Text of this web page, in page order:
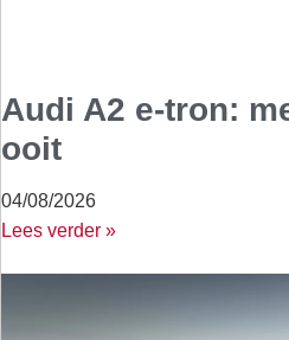
Audi A2 e-tron:
ooit
04/08/2026
Lees verder »